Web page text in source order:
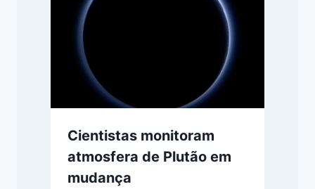
Cientistas monitoram
atmosfera de Plutão em
mudança